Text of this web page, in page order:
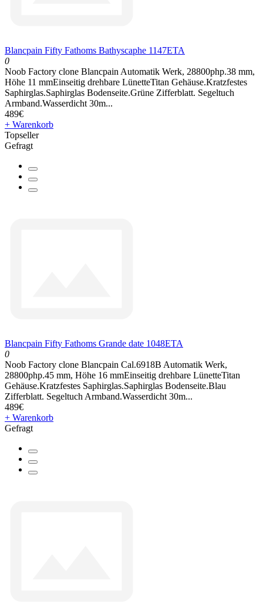
Blancpain Fifty Fathoms Bathyscaphe 1147ETA
0
Noob Factory clone Blancpain Automatik Werk, 28800php.38 mm,
Höhe 11 mmEinseitig drehbare LünetteTitan Gehäuse.Kratzfestes
Saphirglas.Saphirglas Bodenseite.Grüne Zifferblatt. Segeltuch
Armband.Wasserdicht 30m...
489€
+ Warenkorb
Topseller
Gefragt
Blancpain Fifty Fathoms Grande date 1048ETA
0
Noob Factory clone Blancpain Cal.6918B Automatik Werk,
28800php.45 mm, Höhe 16 mmEinseitig drehbare LünetteTitan
Gehäuse.Kratzfestes Saphirglas.Saphirglas Bodenseite.Blau
Zifferblatt. Segeltuch Armband.Wasserdicht 30m...
489€
+ Warenkorb
Gefragt